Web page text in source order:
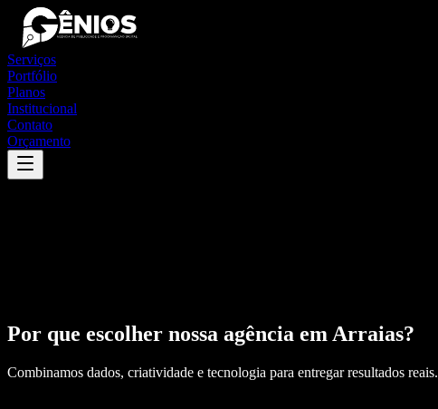
Serviços
Portfólio
Planos
Institucional
Contato
Orçamento
Por que escolher nossa agência em Arraias?
Combinamos dados, criatividade e tecnologia para entregar resultados reais.